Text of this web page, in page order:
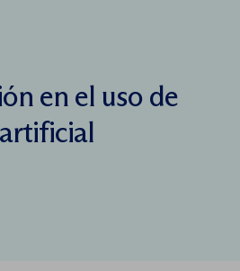
en el uso de